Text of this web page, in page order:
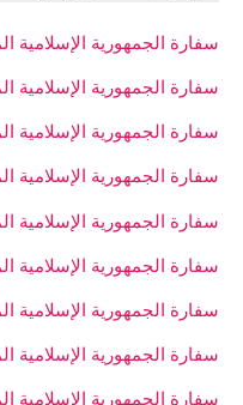
سفارة الجمهورية الإسلامية
سفارة الجمهورية الإسلامية
سفارة الجمهورية الإسلامية
سفارة الجمهورية الإسلامية
سفارة الجمهورية الإسلامية
سفارة الجمهورية الإسلامية
سفارة الجمهورية الإسلامية
سفارة الجمهورية الإسلامية
سفارة الجمهورية الإسلامية